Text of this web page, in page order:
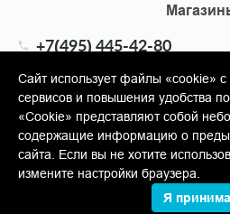
+7(495) 445-42-80
info@shopkm.ru
© Copyright 2013-2026 KERAMA
Керамика»
Сайт использует файлы «cookie»
сервисов и повышения удобства
«Cookie» представляют собой
содержащие информацию о
сайта. Если вы не хотите
измените настройки браузера.
Я